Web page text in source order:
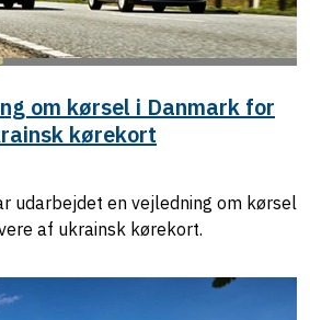
om kørsel i Danmark for
kørekort
udarbejdet en vejledning om kørsel
af ukrainsk kørekort.